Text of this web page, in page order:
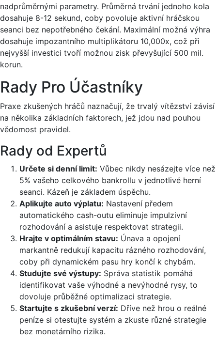
nadprůměrnými parametry. Průměrná trvání jednoho kola
dosahuje 8-12 sekund, coby povoluje aktivní hráčskou
seanci bez nepotřebného čekání. Maximální možná výhra
dosahuje impozantního multiplikátoru 10,000x, což při
nejvyšší investici tvoří možnou zisk převyšující 500 mil.
korun.
Rady Pro Účastníky
Praxe zkušených hráčů naznačují, že trvalý vítězství závisí
na několika základních faktorech, jež jdou nad pouhou
vědomost pravidel.
Rady od Expertů
Určete si denní limit: Vůbec nikdy nesázejte více než
5% vašeho celkového bankrollu v jednotlivé herní
seanci. Kázeň je základem úspěchu.
Aplikujte auto výplatu: Nastavení předem
automatického cash-outu eliminuje impulzivní
rozhodování a asistuje respektovat strategii.
Hrajte v optimálním stavu: Únava a opojení
markantně redukují kapacitu rázného rozhodování,
coby při dynamickém pasu hry končí k chybám.
Studujte své výstupy: Správa statistik pomáhá
identifikovat vaše výhodné a nevýhodné rysy, to
dovoluje průběžné optimalizaci strategie.
Startujte s zkušební verzí: Dříve než hrou o reálné
peníze si otestujte systém a zkuste různé strategie
bez monetárního rizika.